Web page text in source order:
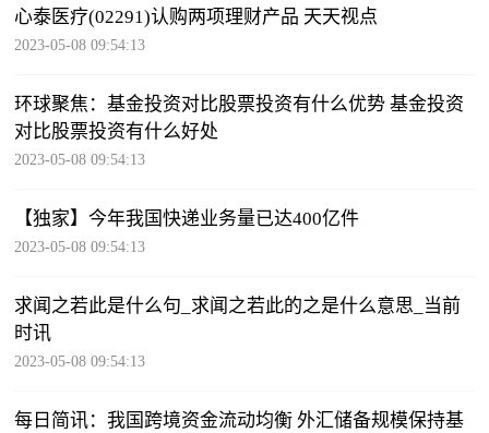
心泰医疗(02291)认购两项理财产品 天天视点
2023-05-08 09:54:13
环球聚焦：基金投资对比股票投资有什么优势 基金投资
对比股票投资有什么好处
2023-05-08 09:54:13
【独家】今年我国快递业务量已达400亿件
2023-05-08 09:54:13
求闻之若此是什么句_求闻之若此的之是什么意思_当前
时讯
2023-05-08 09:54:13
每日简讯：我国跨境资金流动均衡 外汇储备规模保持基